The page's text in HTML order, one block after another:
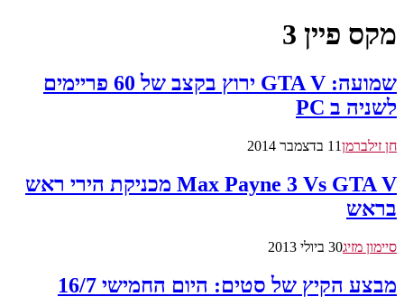
מקס פיין 3
שמועה: GTA V ירוץ בקצב של 60 פריימים
לשניה ב PC
חן זילברמן11 בדצמבר 2014
Max Payne 3 Vs GTA V מכניקת הירי ראש
בראש
סיימון מזיג30 ביולי 2013
מבצע הקיץ של סטים: היום החמישי 16/7